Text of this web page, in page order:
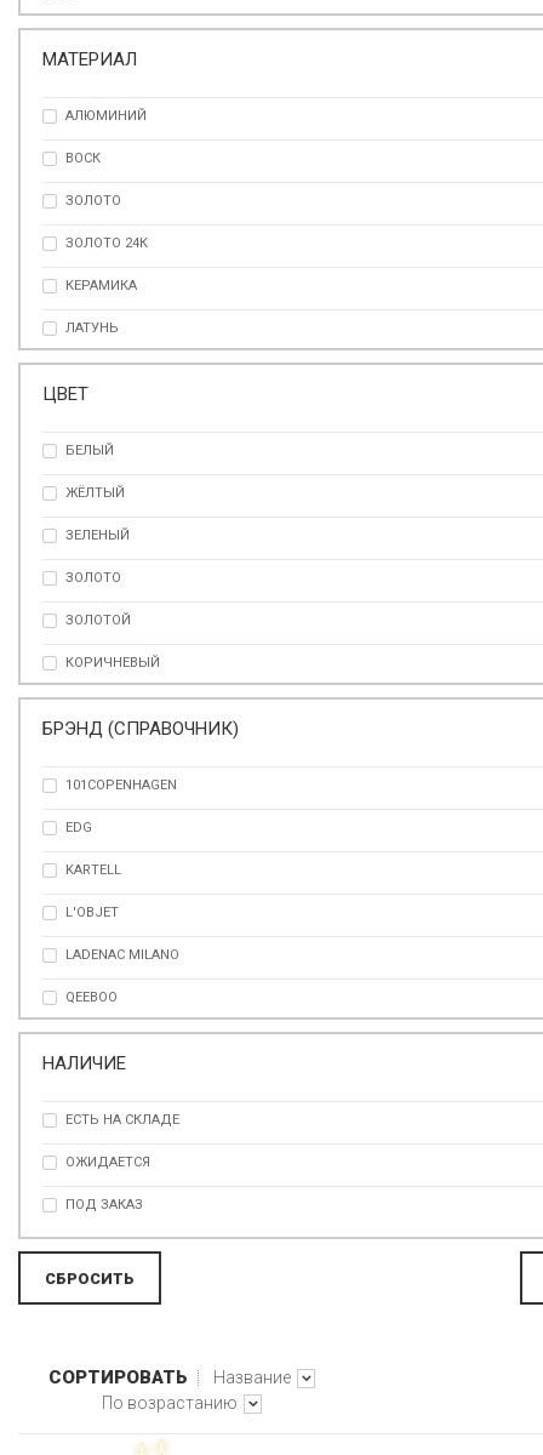
МАТЕРИАЛ
АЛЮМИНИЙ
ВОСК
ЗОЛОТО
ЗОЛОТО 24К
КЕРАМИКА
ЛАТУНЬ
ЛИМОЖСКИЙ ФАРФОР
СТЕКЛО
ХРУСТАЛЬ
ЦВЕТ
БЕЛЫЙ
ЖЁЛТЫЙ
ЗЕЛЕНЫЙ
ЗОЛОТО
ЗОЛОТОЙ
КОРИЧНЕВЫЙ
КРАСНЫЙ
ПРОЗРАЧНЫЙ
РОЗОВЫЙ
СЕРЕБРО
СЕРЫЙ
ТЕМНО-КОРИЧНЕВЫЙ
ФИОЛЕТОВЫЙ
ЧЕРНЫЙ
БРЭНД (СПРАВОЧНИК)
101COPENHAGEN
EDG
KARTELL
L'OBJET
LADENAC MILANO
QEEBOO
SELETTI
НАЛИЧИЕ
ЕСТЬ НА СКЛАДЕ
ОЖИДАЕТСЯ
ПОД ЗАКАЗ
СОРТИРОВАТЬ
Название
По возрастанию